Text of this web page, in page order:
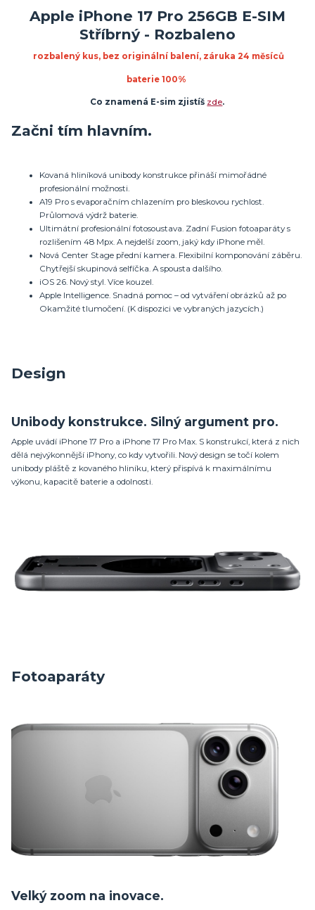
Apple iPhone 17 Pro 256GB E-SIM
Stříbrný - Rozbaleno
rozbalený kus, bez originální balení, záruka 24 měsíců
baterie 100%
Co znamená E-sim zjistíš zde.
Začni tím hlavním.
Kovaná hliníková unibody konstrukce přináší mimořádné
profesionální možnosti.
A19 Pro s evaporačním chlazením pro bleskovou rychlost.
Průlomová výdrž baterie.
Ultimátní profesionální fotosoustava. Zadní Fusion fotoaparáty s
rozlišením 48 Mpx. A nejdelší zoom, jaký kdy iPhone měl.
Nová Center Stage přední kamera. Flexibilní komponování záběru.
Chytřejší skupinová selfíčka. A spousta dalšího.
iOS 26. Nový styl. Více kouzel.
Apple Intelligence. Snadná pomoc – od vytváření obrázků až po
Okamžité tlumočení. (K dispozici ve vybraných jazycích.)
Design
Unibody konstrukce. Silný argument pro.
Apple uvádí iPhone 17 Pro a iPhone 17 Pro Max. S konstrukcí, která z nich
dělá nejvýkonnější iPhony, co kdy vytvořili. Nový design se točí kolem
unibody pláště z kovaného hliníku, který přispívá k maximálnímu
výkonu, kapacitě baterie a odolnosti.
Fotoaparáty
Velký zoom na inovace.